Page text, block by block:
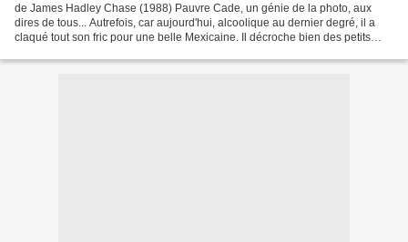
de James Hadley Chase (1988) Pauvre Cade, un génie de la photo, aux
dires de tous... Autrefois, car aujourd'hui, alcoolique au dernier degré, il a
claqué tout son fric pour une belle Mexicaine. Il décroche bien des petits